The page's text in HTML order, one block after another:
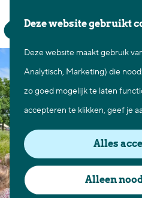
Deze website gebruikt
Deze website maakt gebruik
Analytisch, Marketing) die
zo goed mogelijk te laten
accepteren te klikken, geef je
Alles
Alleen
a
n
a
a
r
d
e
Z
e
k
e
n
K
a
r
t
e
n
u